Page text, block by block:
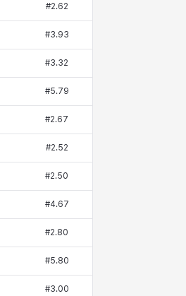
#2.62
#3.93
#3.32
#5.79
#2.67
#2.52
#2.50
#4.67
#2.80
#5.80
#3.00